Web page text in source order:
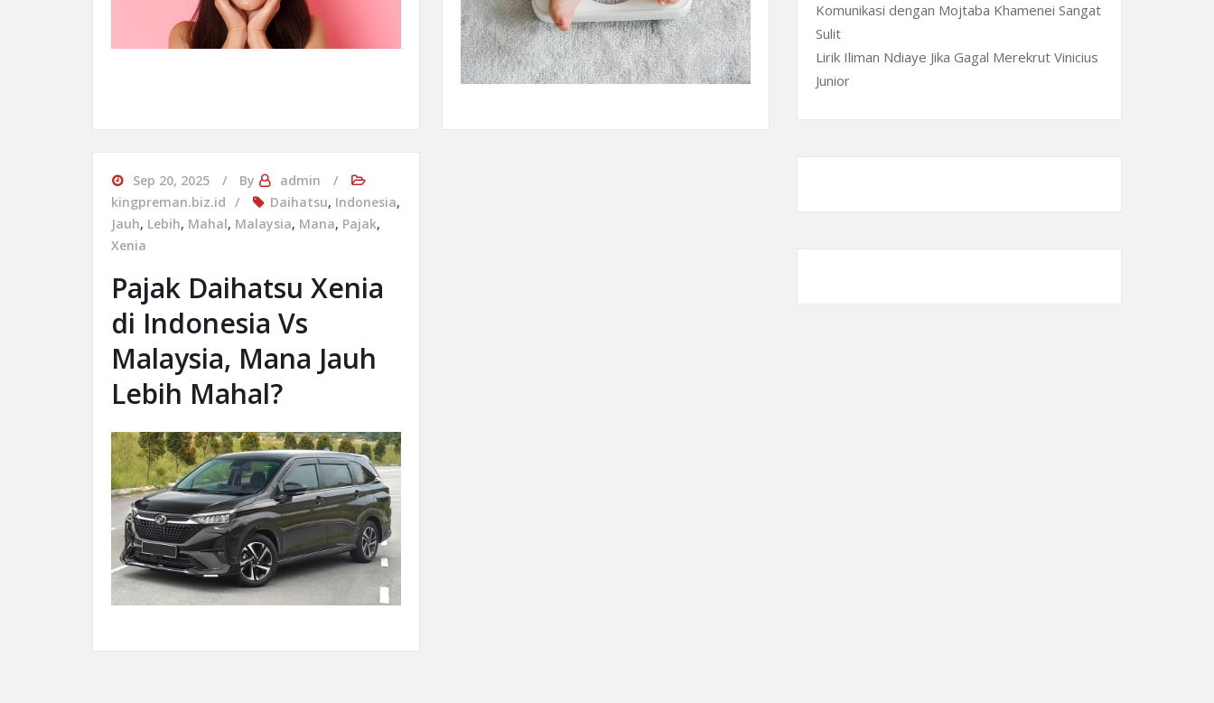
Sep 20, 2025 By
admin
kingpreman.biz.id
Daihatsu, Indonesia,
Jauh, Lebih, Mahal, Malaysia, Mana, Pajak,
Xenia
Pajak Daihatsu Xenia
di Indonesia Vs
Malaysia, Mana Jauh
Lebih Mahal?
Komunikasi dengan Mojtaba Khamenei Sangat
Sulit
Lirik Iliman Ndiaye Jika Gagal Merekrut Vinicius
Junior